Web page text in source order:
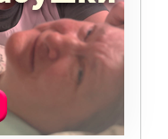
сайта.
добровольным
На
редакторов,
сайта